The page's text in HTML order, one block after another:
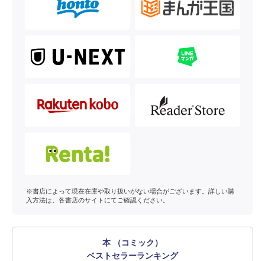
※書店によって現在在庫や取り扱いがない場合がございます。詳しい購
入方法は、各書店のサイトにてご確認ください。
本 （コミック）
ベストセラーランキング